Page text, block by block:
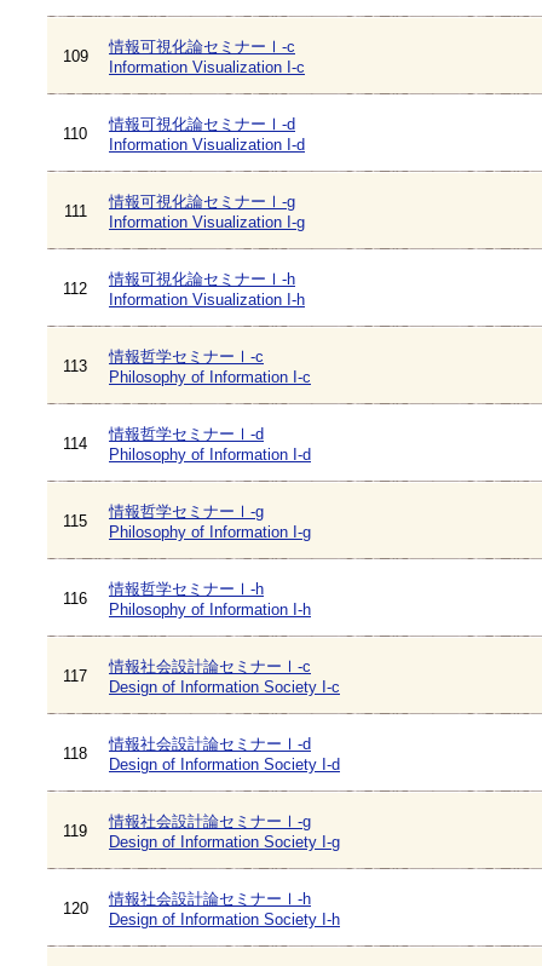
109
情報可視化論セミナーⅠ-c
Information Visualization I-c
110
情報可視化論セミナーⅠ-d
Information Visualization I-d
111
情報可視化論セミナーⅠ-g
Information Visualization I-g
112
情報可視化論セミナーⅠ-h
Information Visualization I-h
113
情報哲学セミナーⅠ-c
Philosophy of Information I-c
114
情報哲学セミナーⅠ-d
Philosophy of Information I-d
115
情報哲学セミナーⅠ-g
Philosophy of Information I-g
116
情報哲学セミナーⅠ-h
Philosophy of Information I-h
117
情報社会設計論セミナーⅠ-c
Design of Information Society I-c
118
情報社会設計論セミナーⅠ-d
Design of Information Society I-d
119
情報社会設計論セミナーⅠ-g
Design of Information Society I-g
120
情報社会設計論セミナーⅠ-h
Design of Information Society I-h